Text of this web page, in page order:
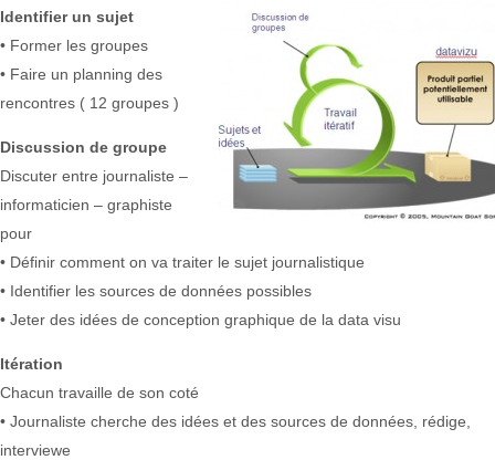
Identifier un sujet
• Former les groupes
• Faire un planning des
rencontres ( 12 groupes )
Discussion de groupe
Discuter entre journaliste –
informaticien – graphiste
pour
• Définir comment on va traiter le sujet journalistique
• Identifier les sources de données possibles
• Jeter des idées de conception graphique de la data visu
Itération
Chacun travaille de son coté
• Journaliste cherche des idées et des sources de données, rédige,
interviewe